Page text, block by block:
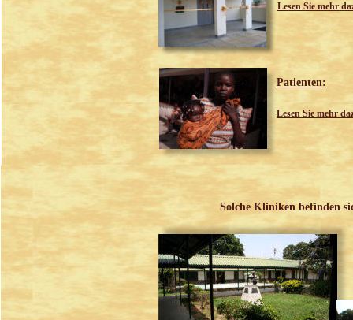
Solche Kliniken befinden
Lesen Sie mehr
Patienten:
Lesen Sie mehr